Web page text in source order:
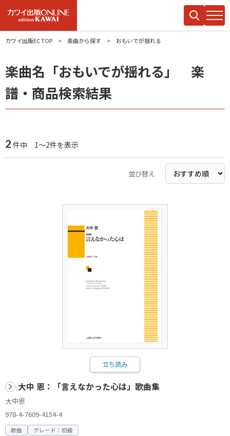
カワイ出版EC TOP 楽曲から探す おもいでが揺れる
楽曲名「おもいでが揺れる」 楽
譜・商品検索結果
2 件中 1～2件を表示
並び替え
立ち読み
大中 恩：「言えなかった心は」歌曲集
大中恩
978-4-7609-4154-4
歌曲 グレード：初級